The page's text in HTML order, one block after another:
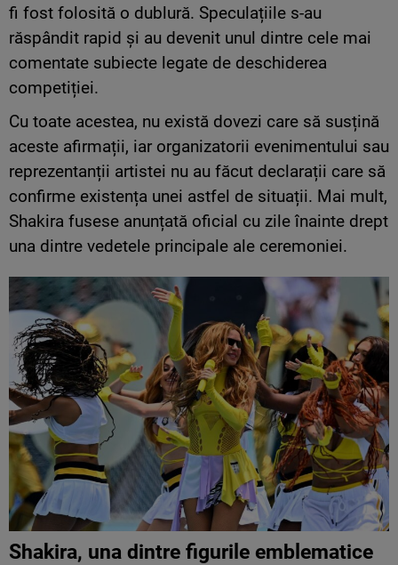
fi fost folosită o dublură. Speculațiile s-au
răspândit rapid și au devenit unul dintre cele mai
comentate subiecte legate de deschiderea
competiției.
Cu toate acestea, nu există dovezi care să susțină
aceste afirmații, iar organizatorii evenimentului sau
reprezentanții artistei nu au făcut declarații care să
confirme existența unei astfel de situații. Mai mult,
Shakira fusese anunțată oficial cu zile înainte drept
una dintre vedetele principale ale ceremoniei.
Shakira, una dintre figurile emblematice